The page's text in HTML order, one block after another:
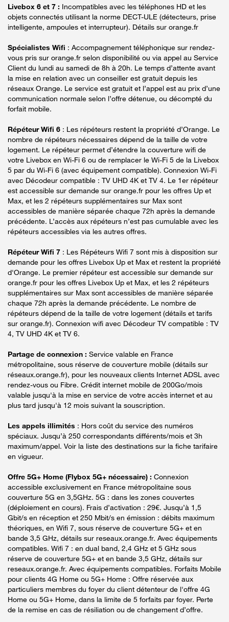
Livebox 6 et 7 : Incompatibles avec les téléphones HD et les
objets connectés utilisant la norme DECT-ULE (détecteurs, prise
intelligente, ampoules et interrupteur). Détails sur orange.fr
Spécialistes Wifi : Accompagnement téléphonique sur rendez-
vous pris sur orange.fr selon disponibilité ou via appel au Service
Client du lundi au samedi de 8h à 20h. Le temps d’attente avant
la mise en relation avec un conseiller est gratuit depuis les
réseaux Orange. Le service est gratuit et l’appel est au prix d’une
communication normale selon l’offre détenue, ou décompté du
forfait mobile.
Répéteur Wifi 6 : Les répéteurs restent la propriété d’Orange. Le
nombre de répéteurs nécessaires dépend de la taille de votre
logement. Le répéteur permet d’étendre la couverture wifi de
votre Livebox en Wi-Fi 6 ou de remplacer le Wi-Fi 5 de la Livebox
5 par du Wi-Fi 6 (avec équipement compatible). Connexion Wi-Fi
avec Décodeur compatible : TV UHD 4K et TV 4. Le 1er répéteur
est accessible sur demande sur orange.fr pour les offres Up et
Max, et les 2 répéteurs supplémentaires sur Max sont
accessibles de manière séparée chaque 72h après la demande
précédente. L’accès aux répéteurs n’est pas cumulable avec les
répéteurs accessibles via les autres offres.
Répéteur Wifi 7 : Les Répéteurs Wifi 7 sont mis à disposition sur
demande pour les offres Livebox Up et Max et restent la propriété
d'Orange. Le premier répéteur est accessible sur demande sur
orange.fr pour les offres Livebox Up et Max, et les 2 répéteurs
supplémentaires sur Max sont accessibles de manière séparée
chaque 72h après la demande précédente. Le nombre de
répéteurs dépend de la taille de votre logement (détails et tarifs
sur orange.fr). Connexion wifi avec Décodeur TV compatible : TV
4, TV UHD 4K et TV 6.
Partage de connexion : Service valable en France
métropolitaine, sous réserve de couverture mobile (détails sur
réseaux.orange.fr), pour les nouveaux clients Internet ADSL avec
rendez-vous ou Fibre. Crédit internet mobile de 200Go/mois
valable jusqu'à la mise en service de votre accès internet et au
plus tard jusqu'à 12 mois suivant la souscription.
Les appels illimités : Hors coût du service des numéros
spéciaux. Jusqu’à 250 correspondants différents/mois et 3h
maximum/appel. Voir la liste des destinations sur la fiche tarifaire
en vigueur.
Offre 5G+ Home (Flybox 5G+ nécessaire) : Connexion
accessible exclusivement en France métropolitaine sous
couverture 5G en 3,5GHz. 5G : dans les zones couvertes
(déploiement en cours). Frais d’activation : 29€. Jusqu’à 1,5
Gbit/s en réception et 250 Mbit/s en émission : débits maximum
théoriques, en Wifi 7, sous réserve de couverture 5G+ et en
bande 3,5 GHz, détails sur reseaux.orange.fr. Avec équipements
compatibles. Wifi 7 : en dual band, 2,4 GHz et 5 GHz sous
réserve de couverture 5G+ et en bande 3,5 GHz, détails sur
reseaux.orange.fr. Avec équipements compatibles. Forfaits Mobile
pour clients 4G Home ou 5G+ Home : Offre réservée aux
particuliers membres du foyer du client détenteur de l'offre 4G
Home ou 5G+ Home, dans la limite de 5 forfaits par foyer. Perte
de la remise en cas de résiliation ou de changement d’offre.